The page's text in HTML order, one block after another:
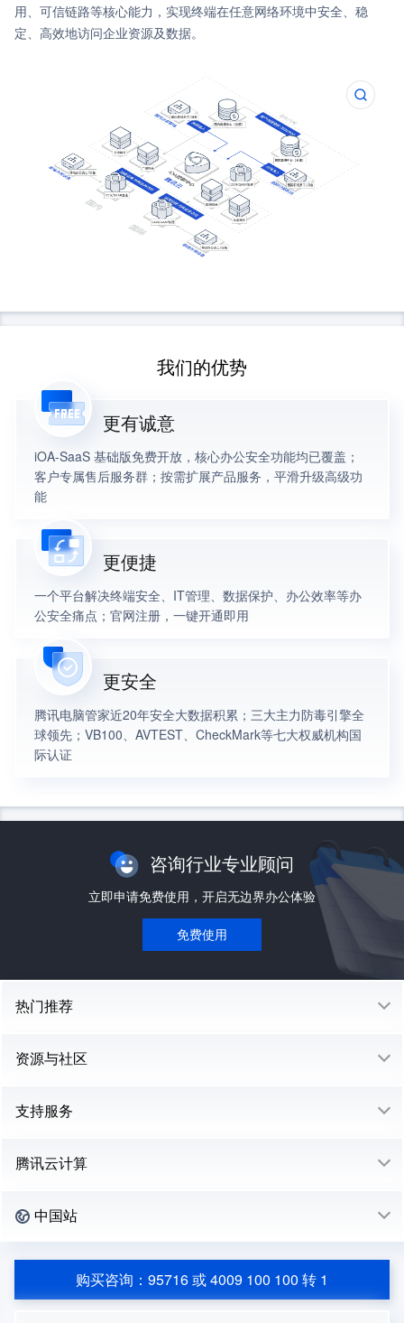
用、可信链路等核心能力，实现终端在任意网络环境中安全、稳
定、高效地访问企业资源及数据。
我们的优势
更有诚意
iOA-SaaS 基础版免费开放，核心办公安全功能均已覆盖；
客户专属售后服务群；按需扩展产品服务，平滑升级高级功
能
更便捷
一个平台解决终端安全、IT管理、数据保护、办公效率等办
公安全痛点；官网注册，一键开通即用
更安全
腾讯电脑管家近20年安全大数据积累；三大主力防毒引擎全
球领先；VB100、AVTEST、CheckMark等七大权威机构国
际认证
咨询行业专业顾问
立即申请免费使用，开启无边界办公体验
免费使用
热门推荐
资源与社区
支持服务
腾讯云计算
中国站
购买咨询：95716 或 4009 100 100 转 1